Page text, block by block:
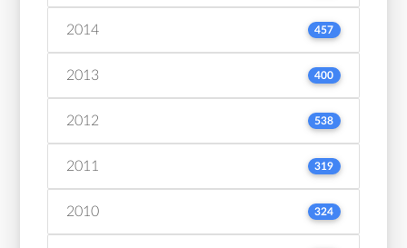
2014 457
2013 400
2012 538
2011 319
2010 324